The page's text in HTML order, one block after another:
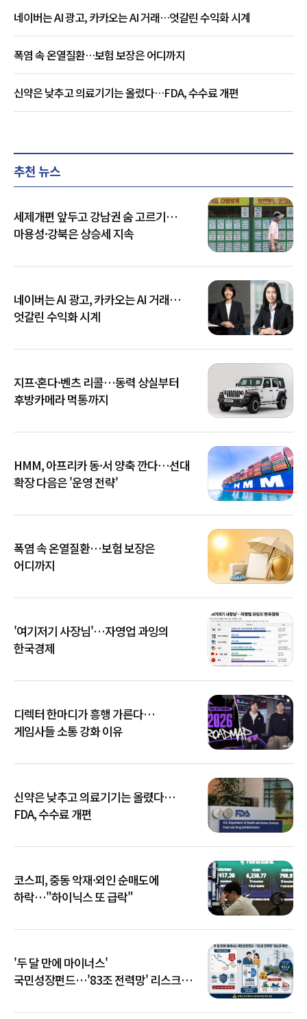
네이버는 AI 광고, 카카오는 AI 거래…엇갈린 수익화 시계
폭염 속 온열질환…보험 보장은 어디까지
신약은 낮추고 의료기기는 올렸다…FDA, 수수료 개편
추천 뉴스
세제개편 앞두고 강남권 숨 고르기…
마용성·강북은 상승세 지속
네이버는 AI 광고, 카카오는 AI 거래…
엇갈린 수익화 시계
지프·혼다·벤츠 리콜…동력 상실부터
후방카메라 먹통까지
HMM, 아프리카 동·서 양축 깐다…선대
확장 다음은 '운영 전략'
폭염 속 온열질환…보험 보장은
어디까지
'여기저기 사장님'…자영업 과잉의
한국경제
디렉터 한마디가 흥행 가른다…
게임사들 소통 강화 이유
신약은 낮추고 의료기기는 올렸다…
FDA, 수수료 개편
코스피, 중동 악재·외인 순매도에
하락…"하이닉스 또 급락"
'두 달 만에 마이너스'
국민성장펀드…'83조 전력망' 리스크